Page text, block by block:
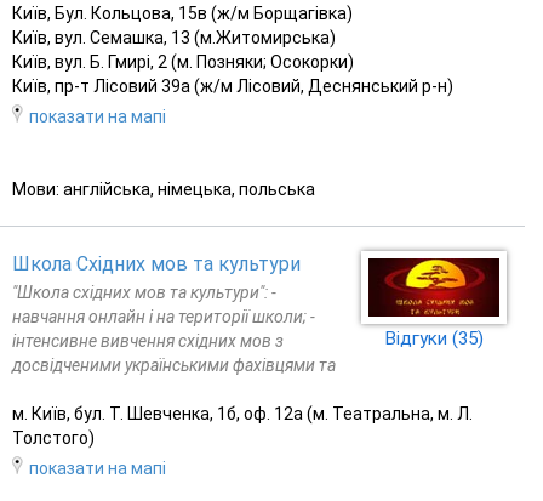
Київ, Бул. Кольцова, 15в (ж/м Борщагівка)
Київ, вул. Семашка, 13 (м.Житомирська)
Київ, вул. Б. Гмирі, 2 (м. Позняки; Осокорки)
Київ, пр-т Лісовий 39а (ж/м Лісовий, Деснянський р-н)
показати на мапі
Мови: англійська, німецька, польська
Відгуки (35)
Школа Східних мов та культури
"Школа східних мов та культури": -
навчання онлайн і на території школи; -
інтенсивне вивчення східних мов з
досвідченими українськими фахівцями та
м. Київ, бул. Т. Шевченка, 1б, оф. 12а (м. Театральна, м. Л.
Толстого)
показати на мапі